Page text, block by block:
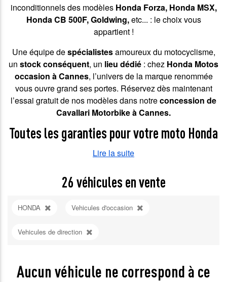
inconditionnels des modèles Honda Forza, Honda MSX,
Honda CB 500F, Goldwing,etc... : le choix vous
appartient !
Une équipe despécialistesamoureux du motocyclisme,
un stock conséquent, un lieu dédié : chez Honda Motos
occasion à Cannes, l’univers de la marque renommée
vous ouvre grand ses portes. Réservez dès maintenant
l’essai gratuitde nos modèles dans notreconcession de
Cavallari Motorbike à Cannes.
Toutes les garanties pour votre moto Honda
Lire la suite
26 véhicules en vente
HONDA Vehicules d'occasion
Vehicules de direction
Aucun véhicule ne correspond à ce